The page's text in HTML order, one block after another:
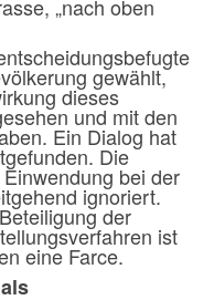
„nach oben
gewählt,
dieses
und mit den
Ein Dialog hat
Die
bei der
ignoriert.
der
ist
eine Farce.